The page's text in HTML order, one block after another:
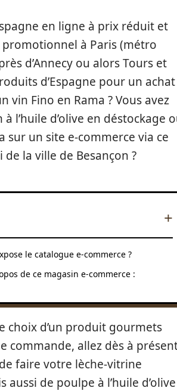
en ligne à prix réduit et
promotionnel à Paris (métro
d’Annecy ou alors Tours et
d’Espagne pour un achat
vin Fino en Rama ? Vous avez
l’huile d’olive en déstockage
sur un site e-commerce via ce
la ville de Besançon ?
le catalogue e-commerce ?
de ce magasin e-commerce :
choix d’un produit gourmets
commande, allez dès à
faire votre lèche-vitrine
aussi de poulpe à l’huile d’olive